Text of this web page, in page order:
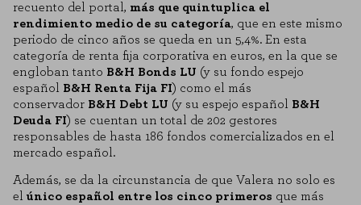
recuento del portal, más que quintuplica el
rendimiento medio de su categoría, que en este mismo
periodo de cinco años se queda en un 5,4%. En esta
categoría de renta fija corporativa en euros, en la que se
engloban tanto B&H Bonds LU (y su fondo espejo
español B&H Renta Fija FI) como el más
conservador B&H Debt LU (y su espejo español B&H
Deuda FI) se cuentan un total de 202 gestores
responsables de hasta 186 fondos comercializados en el
mercado español.
Además, se da la circunstancia de que Valera no solo es
el único español entre los cinco primeros que más